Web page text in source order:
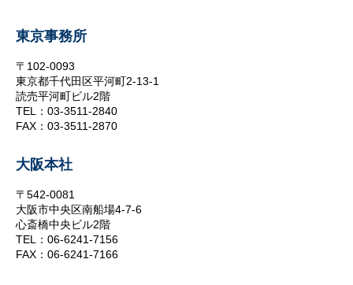
東京事務所
〒102-0093
東京都千代田区平河町2-13-1
読売平河町ビル2階
TEL：03-3511-2840
FAX：03-3511-2870
大阪本社
〒542-0081
大阪市中央区南船場4-7-6
心斎橋中央ビル2階
TEL：06-6241-7156
FAX：06-6241-7166